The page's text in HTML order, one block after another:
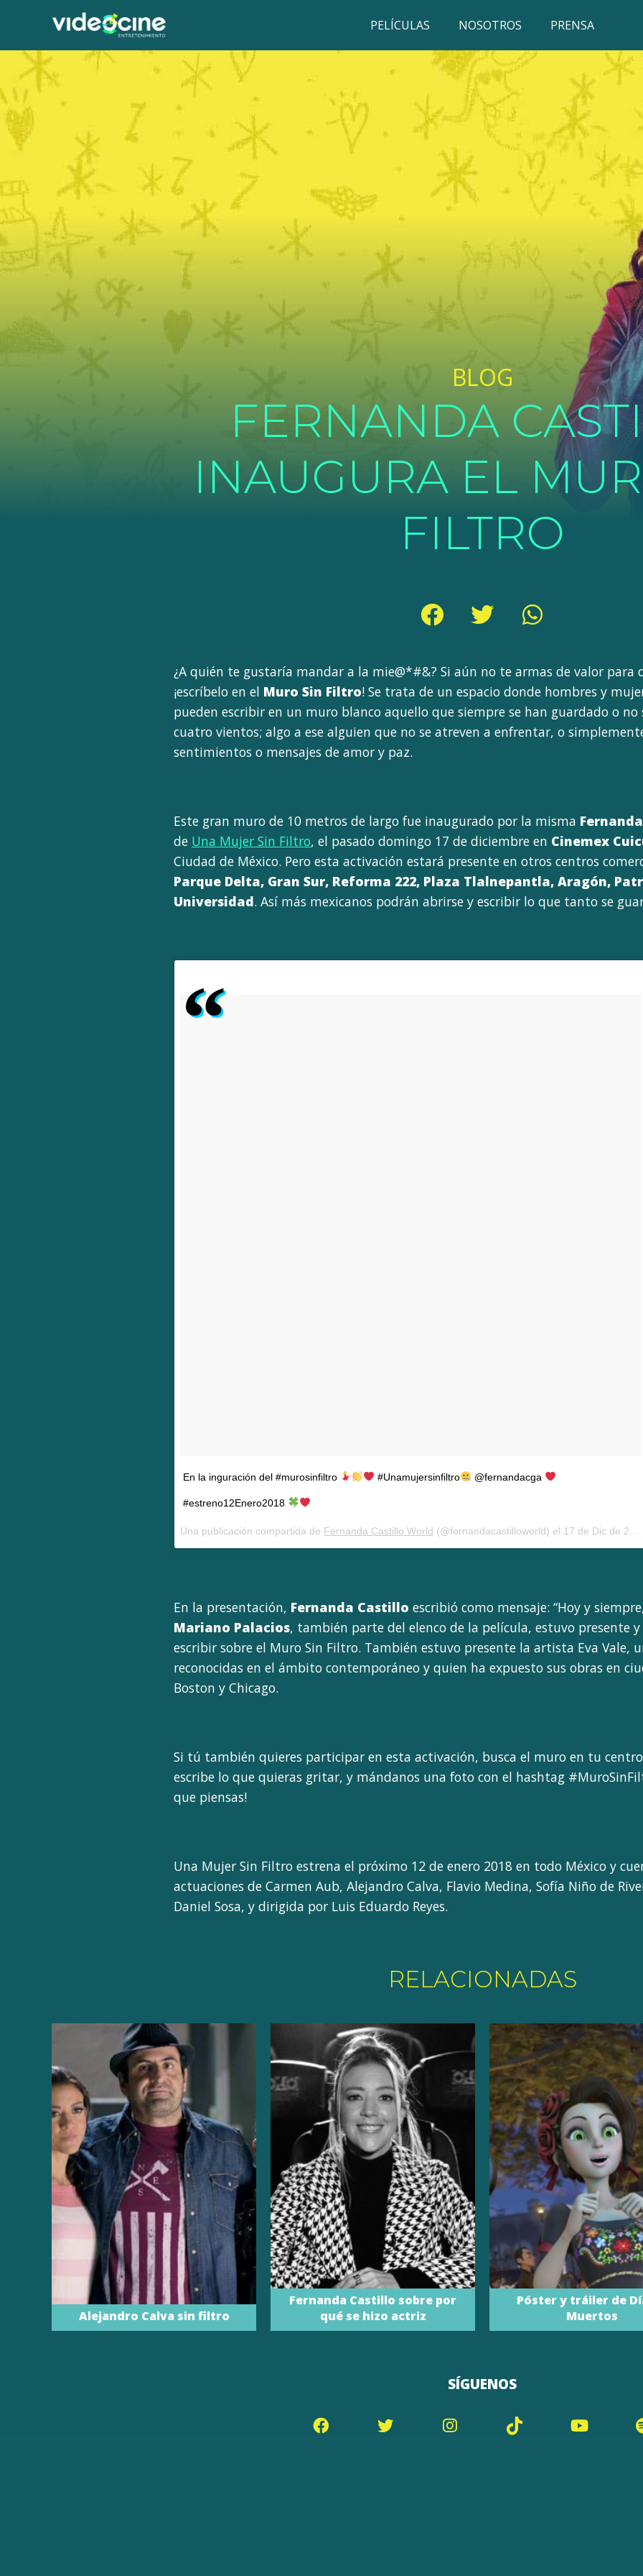
PELÍCULAS NOSOTROS PRENSA
BLOG
FERNANDA
INAUGURA EL
FILTRO
¿A quién te gustaría mandar a la mie@*#&? Si aún no te armas de valor para
¡escríbelo en el Muro Sin Filtro! Se trata de un espacio donde hombres y
pueden escribir en un muro blanco aquello que siempre se han guardado o no
cuatro vientos; algo a ese alguien que no se atreven a enfrentar, o
sentimientos o mensajes de amor y paz.
Este gran muro de 10 metros de largo fue inaugurado por la misma
de Una Mujer Sin Filtro, el pasado domingo 17 de diciembre en Cinemex
Ciudad de México. Pero esta activación estará presente en otros centros
Parque Delta, Gran Sur, Reforma 222, Plaza Tlalnepantla, Aragón,
Universidad. Así más mexicanos podrán abrirse y escribir lo que tanto se
En la inguración del #murosinfiltro #Unamujersinfiltro @fernandacga
#estreno12Enero2018
Una publicación compartida de Fernanda Castillo World (@fernandacastilloworld) el 17 de Dic de 2017 a la(s) 6:17 PST
En la presentación, Fernanda Castillo escribió como mensaje: “Hoy y
Mariano Palacios, también parte del elenco de la película, estuvo presente
escribir sobre el Muro Sin Filtro. También estuvo presente la artista Eva Vale,
reconocidas en el ámbito contemporáneo y quien ha expuesto sus obras en
Boston y Chicago.
Si tú también quieres participar en esta activación, busca el muro en tu
escribe lo que quieras gritar, y mándanos una foto con el hashtag
que piensas!
Una Mujer Sin Filtro estrena el próximo 12 de enero 2018 en todo México y
actuaciones de Carmen Aub, Alejandro Calva, Flavio Medina, Sofía Niño de
Daniel Sosa, y dirigida por Luis Eduardo Reyes.
RELACIONADAS
Alejandro Calva sin filtro
Fernanda Castillo sobre por
qué se hizo actriz
Póster y tráiler de
Muertos
SÍGUENOS